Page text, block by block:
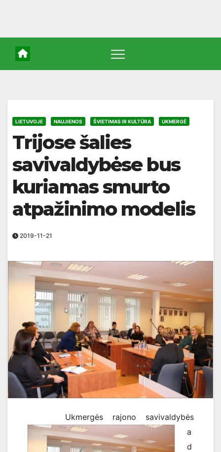
LIETUVOJE NAUJIENOS ŠVIETIMAS IR KULTŪRA UKMERGĖ
Trijose šalies
savivaldybėse bus
kuriamas smurto
atpažinimo modelis
2019-11-21
Ukmergės rajono savivaldybės
a
d